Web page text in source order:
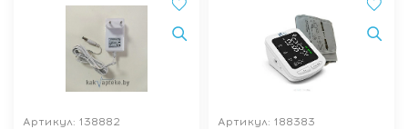
Артикул: 138882
Артикул: 188383